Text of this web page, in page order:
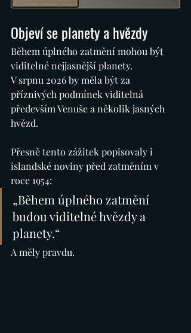
Objeví se planety a hvězdy
Během úplného zatmění mohou být
viditelné nejjasnější planety.
V srpnu 2026 by měla být za
příznivých podmínek viditelná
především Venuše a několik jasných
hvězd.
Přesně tento zážitek popisovaly i
islandské noviny před zatměním v
roce 1954:
„Během úplného zatmění
budou viditelné hvězdy a
planety.“
A měly pravdu.